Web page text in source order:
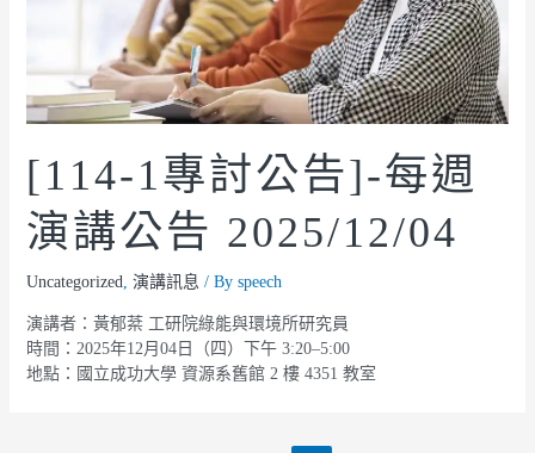
[114-1專討公告]-每週
演講公告 2025/12/04
Uncategorized, 演講訊息 / By speech
演講者：黃郁棻 工研院綠能與環境所研究員
時間：2025年12月04日（四）下午 3:20–5:00
地點：國立成功大學 資源系舊館 2 樓 4351 教室